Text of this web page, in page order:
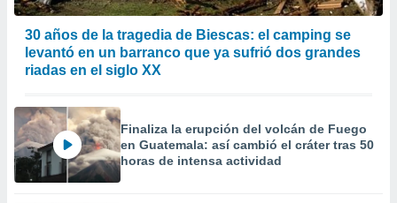
30 años de la tragedia de Biescas: el camping se
levantó en un barranco que ya sufrió dos grandes
riadas en el siglo XX
Finaliza la erupción del volcán de Fuego
en Guatemala: así cambió el cráter tras 50
horas de intensa actividad